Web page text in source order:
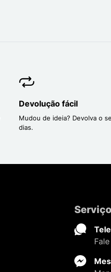
Devolução fácil
Mudou de ideia? Devolva o
dias.